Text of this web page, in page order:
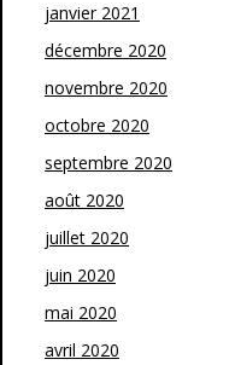
janvier 2021
décembre 2020
novembre 2020
octobre 2020
septembre 2020
août 2020
juillet 2020
juin 2020
mai 2020
avril 2020